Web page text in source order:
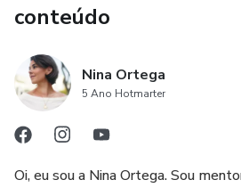
- **Aulas Práticas e Objetivas:**
aplicar o aprendizado imediatamente.
- **Receitas Testadas e
foi desenvolvido e testado por uma
conteúdo
Nina Ortega
5 Ano Hotmarter
Oi, eu sou a Nina Ortega. Sou